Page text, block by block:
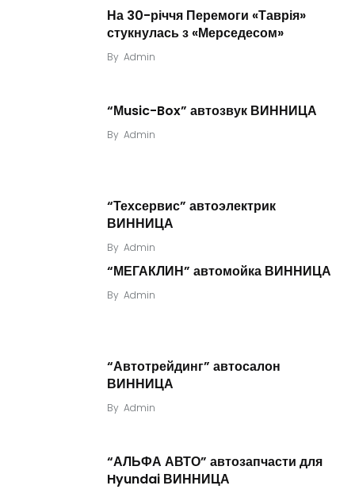
На 30-річчя Перемоги «Таврія»
стукнулась з «Мерседесом»
By Admin
“Мusic-Box” автозвук ВИННИЦА
By Admin
“Техсервис” автоэлектрик
ВИННИЦА
By Admin
“МЕГАКЛИН” автомойка ВИННИЦА
By Admin
“Автотрейдинг” автосалон
ВИННИЦА
By Admin
“АЛЬФА АВТО” автозапчасти для
Hyundai ВИННИЦА